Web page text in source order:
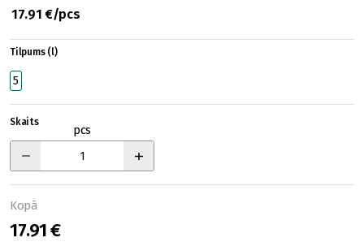
17.91 €/pcs
Tilpums (l)
5
Skaits
pcs
Kopā
17.91 €